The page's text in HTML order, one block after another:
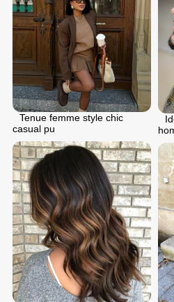
Tenue femme style chic
casual pu